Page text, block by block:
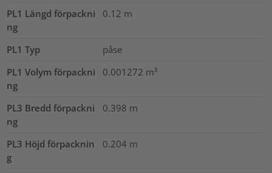
PL1 Längd förpackni
ng
0.12 m
PL1 Typ
påse
PL1 Volym förpackni
ng
0.001272 m³
PL3 Bredd förpackni
ng
0.398 m
PL3 Höjd förpacknin
g
0.204 m